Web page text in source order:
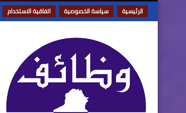
الرئيسية سياسة الخصوصية اتفاقية الاستخدام